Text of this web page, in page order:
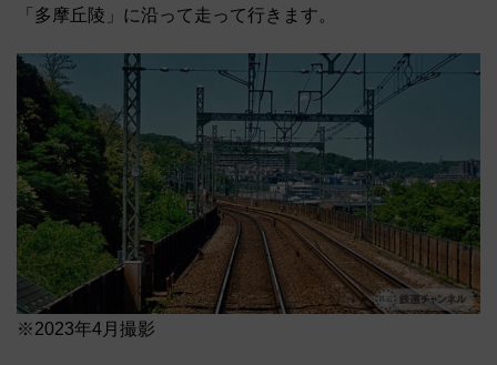
「多摩丘陵」に沿って走って行きます。
※2023年4月撮影